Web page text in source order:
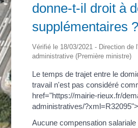
donne-t-il droit à
supplémentaires ?
Vérifié le 18/03/2021 - Direction de
administrative (Première ministre)
Le temps de trajet entre le
travail n'est pas considéré
href="https://mairie-rieux.fr/
administratives/
Aucune compensation